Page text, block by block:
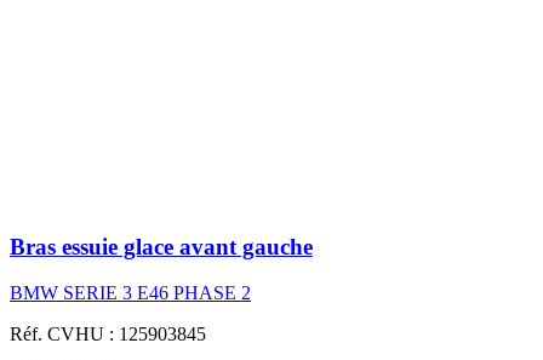
Bras essuie glace avant gauche
BMW SERIE 3 E46 PHASE 2
Réf. CVHU : 125903845